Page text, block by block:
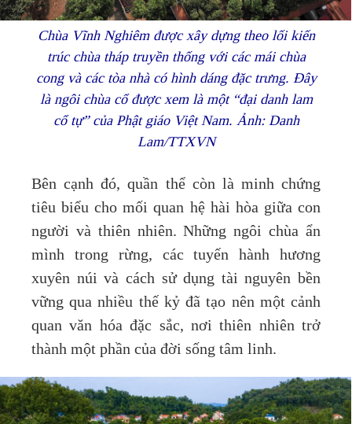
Chùa Vĩnh Nghiêm được xây dựng theo lối kiến
trúc chùa tháp truyền thống với các mái chùa
cong và các tòa nhà có hình dáng đặc trưng. Đây
là ngôi chùa cổ được xem là một “đại danh lam
cổ tự” của Phật giáo Việt Nam. Ảnh: Danh
Lam/TTXVN
Bên cạnh đó, quần thể còn là minh chứng
tiêu biểu cho mối quan hệ hài hòa giữa con
người và thiên nhiên. Những ngôi chùa ẩn
mình trong rừng, các tuyến hành hương
xuyên núi và cách sử dụng tài nguyên bền
vững qua nhiều thế kỷ đã tạo nên một cảnh
quan văn hóa đặc sắc, nơi thiên nhiên trở
thành một phần của đời sống tâm linh.